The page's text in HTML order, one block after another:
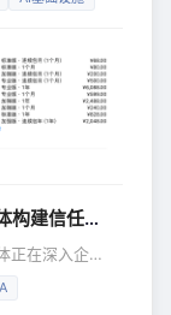
财报，截至4
62美分）增至
财季调整后每
信任基石
正在深入企业
模运行工作
创始人兼